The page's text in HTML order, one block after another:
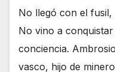
No llegó con el fusil,
No vino a
conciencia.
vasco, hijo de